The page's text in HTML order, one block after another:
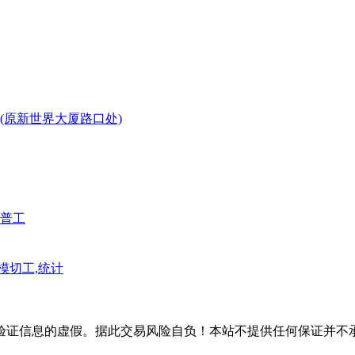
新世界大厦路口处)
工
切工,统计
信息的虚假。据此交易风险自负！本站不提供任何保证并不